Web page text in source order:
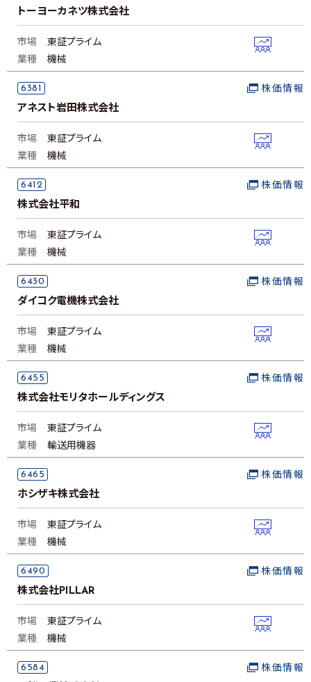
トーヨーカネツ株式会社
市場
東証プライム
業種
機械
6381
アネスト岩田株式会社
株価情報
市場
東証プライム
業種
機械
6412
株式会社平和
株価情報
市場
東証プライム
業種
機械
6430
ダイコク電機株式会社
株価情報
市場
東証プライム
業種
機械
6455
株式会社モリタホールディングス
株価情報
市場
東証プライム
業種
輸送用機器
6465
ホシザキ株式会社
株価情報
市場
東証プライム
業種
機械
6490
株式会社PILLAR
株価情報
市場
東証プライム
業種
機械
6584 株価情報